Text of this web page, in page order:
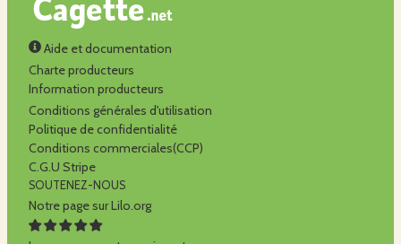
Aide et documentation
Charte producteurs
Information producteurs
Conditions générales d'utilisation
Politique de confidentialité
Conditions commerciales(CCP)
C.G.U Stripe
SOUTENEZ-NOUS
Notre page sur Lilo.org